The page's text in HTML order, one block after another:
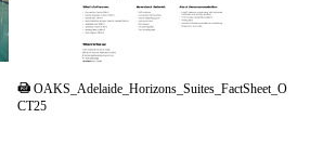
OAKS_Adelaide_Horizons_Suites_FactSheet_O
CT25